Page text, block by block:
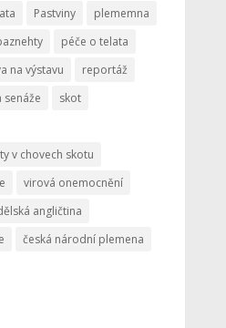
Pastviny
plememna
péče o telata
na výstavu
reportáž
senáže
skot
v chovech skotu
virová onemocnění
angličtina
česká národní plemena